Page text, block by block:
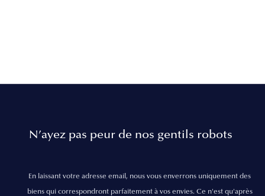
N’ayez pas peur de nos gentils robots
En laissant votre adresse email, nous vous enverrons uniquement des
biens qui correspondront parfaitement à vos envies. Ce n'est qu'après